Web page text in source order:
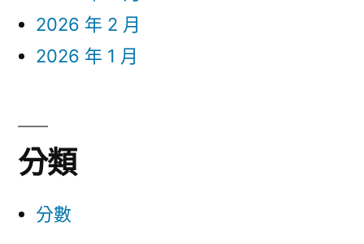
2026 年 2 月
2026 年 1 月
分類
分數